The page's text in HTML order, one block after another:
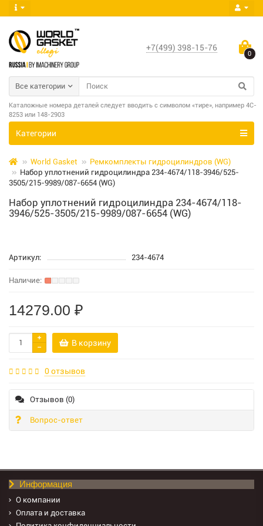
+7(499) 398-15-76
0
Все категории
Каталожные номера деталей следует вводить с символом «тире», например 4C-
8253 или 148-2903
Категории
World Gasket
Ремкомплекты гидроцилиндров (WG)
Набор уплотнений гидроцилиндра 234-4674/118-3946/525-
3505/215-9989/087-6654 (WG)
Набор уплотнений гидроцилиндра 234-4674/118-
3946/525-3505/215-9989/087-6654 (WG)
Артикул: 234-4674
14279.00 ₽
В корзину
0 отзывов
Отзывов (0)
Вопрос-ответ
Информация
О компании
Оплата и доставка